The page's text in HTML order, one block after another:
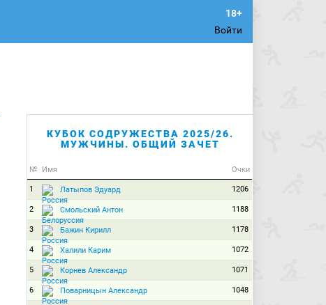
Войти
КУБОК СОДРУЖЕСТВА 2025/26.
МУЖЧИНЫ. ОБЩИЙ ЗАЧЕТ
№ Имя Очки
1 Латыпов Эдуард 1206
2 Смольский Антон 1188
3 Бажин Кирилл 1178
4 Халили Карим 1072
5 Корнев Александр 1071
6 Поварницын Александр 1048